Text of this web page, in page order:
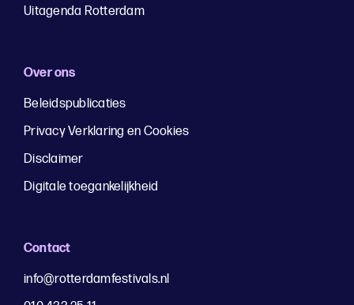
Uitagenda Rotterdam
Over ons
Beleidspublicaties
Privacy Verklaring en Cookies
Disclaimer
Digitale toegankelijkheid
Contact
info@rotterdamfestivals.nl